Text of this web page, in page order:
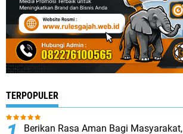
TERPOPULER
Berikan Rasa Aman Bagi Masyarakat,